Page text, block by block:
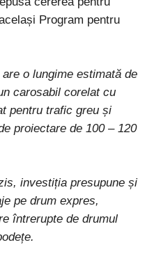
Program pentru
o lungime estimată de
carosabil corelat cu
pentru trafic greu și
proiectare de 100 – 120
investiția presupune și
pe drum expres,
întrerupte de drumul